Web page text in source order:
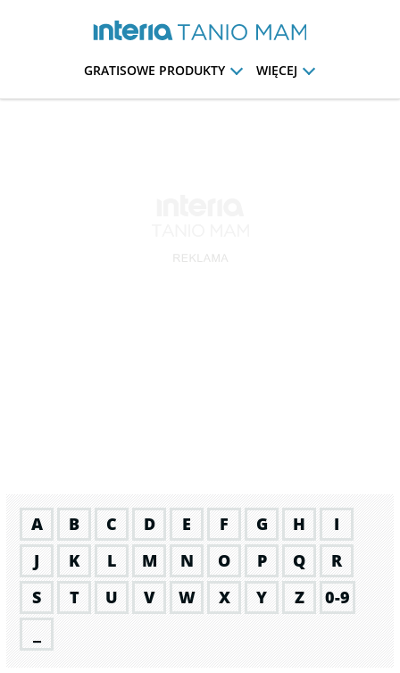
GRATISOWE PRODUKTY WIĘCEJ
A B C D E F G H
I
J
K L M N O P Q
R
S
T U V W X Y Z
0-9